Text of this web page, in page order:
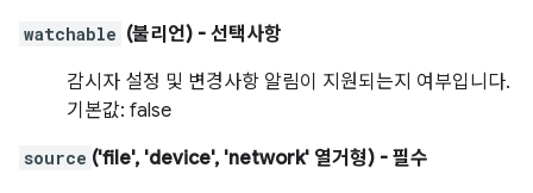
watchable (불리언) - 선택사항
감시자 설정 및 변경사항 알림이 지원되는지 여부입니다.
기본값: false
source ('file', 'device', 'network' 열거형) - 필수